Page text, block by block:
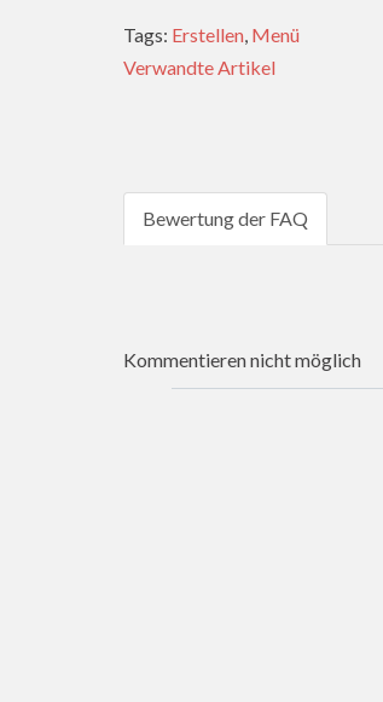
Tags: Erstellen, Menü
Verwandte Artikel
Bewertung der FAQ
Kommentieren nicht möglich